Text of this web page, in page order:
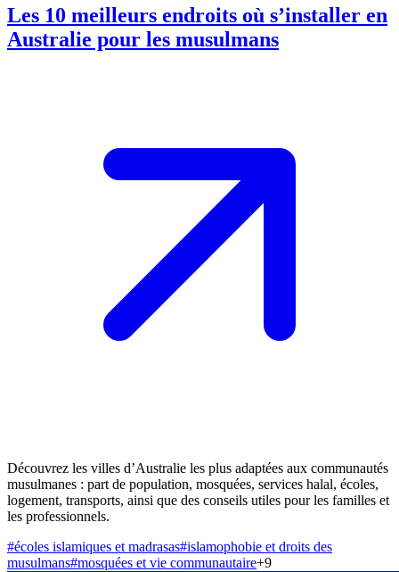
Les 10 meilleurs endroits où s’installer en
Australie pour les musulmans
Découvrez les villes d’Australie les plus adaptées aux communautés
musulmanes : part de population, mosquées, services halal, écoles,
logement, transports, ainsi que des conseils utiles pour les familles et
les professionnels.
#écoles islamiques et madrasas#islamophobie et droits des
musulmans#mosquées et vie communautaire+9